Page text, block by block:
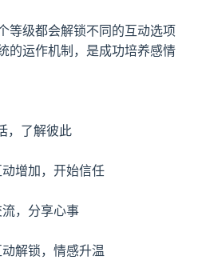
等级都会解锁不同的互动选项
的运作机制，是成功培养感情
，了解彼此
增加，开始信任
，分享心事
解锁，情感升温